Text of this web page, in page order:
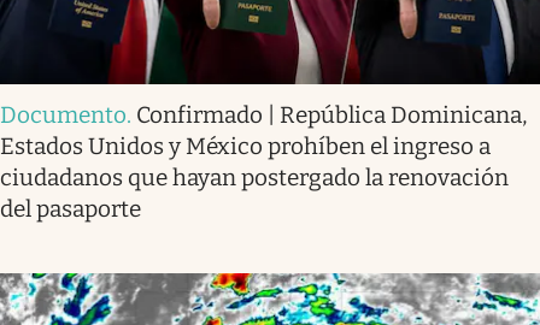
Documento. Confirmado | República Dominicana,
Estados Unidos y México prohíben el ingreso a
ciudadanos que hayan postergado la renovación
del pasaporte